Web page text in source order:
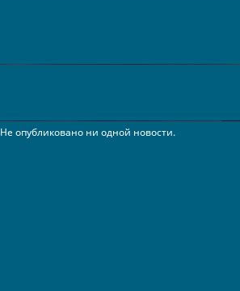
Не опубликовано ни одной новости.